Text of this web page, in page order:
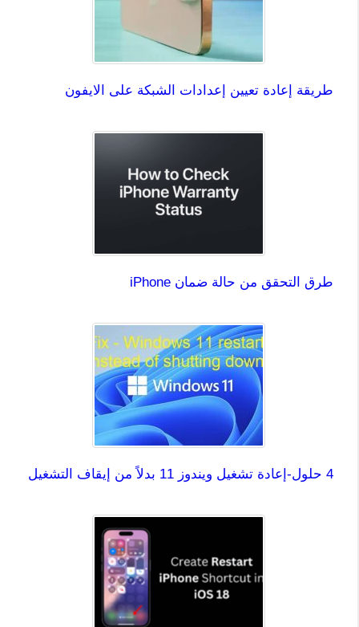
طريقة إعادة تعيين إعدادات الشبكة على الايفون
طرق التحقق من حالة ضمان iPhone
4 حلول-إعادة تشغيل ويندوز 11 بدلاً من إيقاف التشغيل